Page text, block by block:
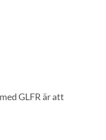
GLFR är att